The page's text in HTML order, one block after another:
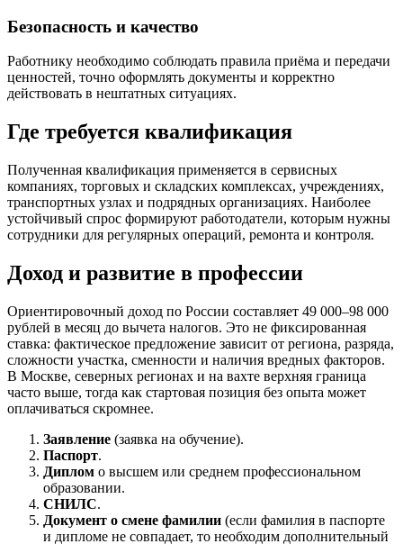
Безопасность и качество
Работнику необходимо соблюдать правила приёма и передачи
ценностей, точно оформлять документы и корректно
действовать в нештатных ситуациях.
Где требуется квалификация
Полученная квалификация применяется в сервисных
компаниях, торговых и складских комплексах, учреждениях,
транспортных узлах и подрядных организациях. Наиболее
устойчивый спрос формируют работодатели, которым нужны
сотрудники для регулярных операций, ремонта и контроля.
Доход и развитие в профессии
Ориентировочный доход по России составляет 49 000–98 000
рублей в месяц до вычета налогов. Это не фиксированная
ставка: фактическое предложение зависит от региона, разряда,
сложности участка, сменности и наличия вредных факторов.
В Москве, северных регионах и на вахте верхняя граница
часто выше, тогда как стартовая позиция без опыта может
оплачиваться скромнее.
Заявление (заявка на обучение).
Паспорт.
Диплом о высшем или среднем профессиональном
образовании.
СНИЛС.
Документ о смене фамилии (если фамилия в паспорте
и дипломе не совпадает, то необходим дополнительный